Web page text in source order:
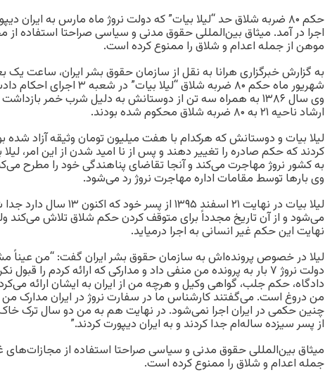
حکم ۸۰ ضربه شلاق حد “لیلا بیات” که دولت نروژ ماه مارس به ایران
اجرا در آمد. میثاق بین‌المللی حقوق مدنی و سیاسی صراحتا استفاده از
موهن از جمله اعدام و شلاق را ممنوع کرده است.
شهریور ماه حکم ۸۰ ضربه شلاق “لیلا
وی سال ۱۳۸۶ به همراه سه تن از دوستانش به دلیل شرب خمر
ارشاد ناحیه ۲۱ به ۸۰ ضربه شلاق محکوم شده بودند.
لیلا بیات و دوستانش که هرکدام با هفت میلیون تومان وثیقه آزاد شده
به کشور نروژ مهاجرت می‌کند و آنجا تقاضای پناهندگی خود را مطرح
وی بارها توسط مقامات اداره مهاجرت نروژ رد می‌شود.
لیلا بیات در نهایت ۲۱ اسفند ۱۳۹۵
می‌شود و از آن تاریخ مجدداً برای متوقف کردن حکم شلاق تلاش می‌کند
نهایت این حکم غیر انسانی به اجرا درمیاید.
لیلا در خصوص پرونده‌اش به سازمان حقوق بشر ایران گفت: “من عیناً
دولت نروژ ۷ بار به پرونده من منفی داد و مدارکی که ارائه کردم را
دادگاه، حکم جلب، گواهی وکیل و هرچه من از ایران به ایشان ارائه
من دروغ است. می‌گفتند کارشناس ما در سفارت نروژ در ایران مدارک من
چنین حکمی در ایران اجرا نمی‌شود. در نهایت هم به من دو سال ترک خاک
از پسر سیزده ساله‌ام جدا کردند و به ایران دیپورت کردند.”
میثاق بین‌المللی حقوق مدنی و سیاسی صراحتا استفاده از مجازات‌های
جمله اعدام و شلاق را ممنوع کرده است.